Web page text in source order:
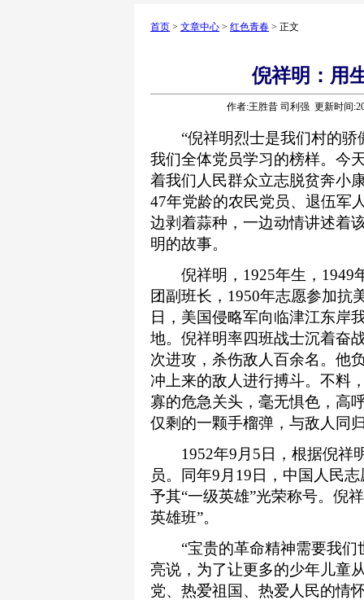
首页 > 文章中心 > 红色青春 > 正文
倪祥明：用
作者:王胜昔 司利强 更新时间
“倪祥明烈士是我们村的骄
我们全体党员学习的榜样。今
着我们人民群众立志脱贫奔小
47年党龄的农民党员、退伍军
边剥着蒜种，一边动情讲述着
明的故事。
倪祥明，1925年生，1949
团副班长，1950年志愿参加抗
日，美国侵略军向临津江东岸
地。倪祥明率四班战士沉着奋
次进攻，杀伤敌人百余名。他
冲上来的敌人进行搏斗。不料
寡的危急关头，毫无惧色，高
仅剩的一颗手榴弹，与敌人同
1952年9月5日，根据倪祥
员。同年9月19日，中国人民
予其“一级英雄”光荣称号。倪
英雄班”。
“宝贵的革命精神需要我们
亮说，为了让更多的少年儿童
党、热爱祖国、热爱人民的情